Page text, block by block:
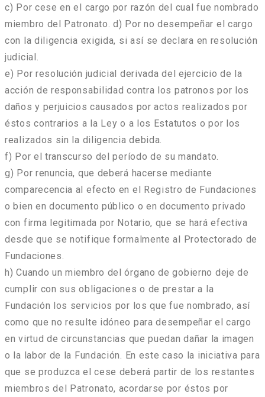
c) Por cese en el cargo por razón del cual fue nombrado
miembro del Patronato. d) Por no desempeñar el cargo
con la diligencia exigida, si así se declara en resolución
judicial.
e) Por resolución judicial derivada del ejercicio de la
acción de responsabilidad contra los patronos por los
daños y perjuicios causados por actos realizados por
éstos contrarios a la Ley o a los Estatutos o por los
realizados sin la diligencia debida.
f) Por el transcurso del período de su mandato.
g) Por renuncia, que deberá hacerse mediante
comparecencia al efecto en el Registro de Fundaciones
o bien en documento público o en documento privado
con firma legitimada por Notario, que se hará efectiva
desde que se notifique formalmente al Protectorado de
Fundaciones.
h) Cuando un miembro del órgano de gobierno deje de
cumplir con sus obligaciones o de prestar a la
Fundación los servicios por los que fue nombrado, así
como que no resulte idóneo para desempeñar el cargo
en virtud de circunstancias que puedan dañar la imagen
o la labor de la Fundación. En este caso la iniciativa para
que se produzca el cese deberá partir de los restantes
miembros del Patronato, acordarse por éstos por